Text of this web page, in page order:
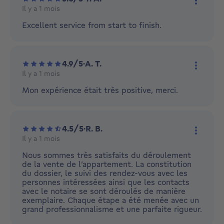
Il y a 1 mois
Excellent service from start to finish.
4.9/5·A. T.
Il y a 1 mois
Mon expérience était très positive, merci.
4.5/5·R. B.
Il y a 1 mois
Nous sommes très satisfaits du déroulement
de la vente de l’appartement. La constitution
du dossier, le suivi des rendez-vous avec les
personnes intéressées ainsi que les contacts
avec le notaire se sont déroulés de manière
exemplaire. Chaque étape a été menée avec un
grand professionnalisme et une parfaite rigueur.